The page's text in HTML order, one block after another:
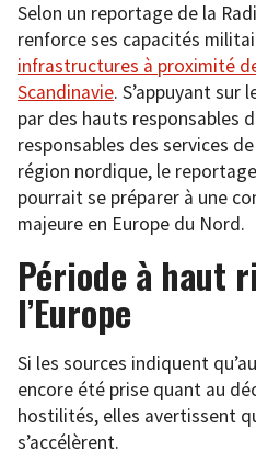
Selon un reportage de la
renforce ses capacités
infrastructures à proximité
Scandinavie. S’appuyant
par des hauts responsables
responsables des services
région nordique, le
pourrait se préparer à une
majeure en Europe du Nord.
Période à haut
l’Europe
Si les sources indiquent
encore été prise quant au
hostilités, elles avertissent
s’accélèrent.